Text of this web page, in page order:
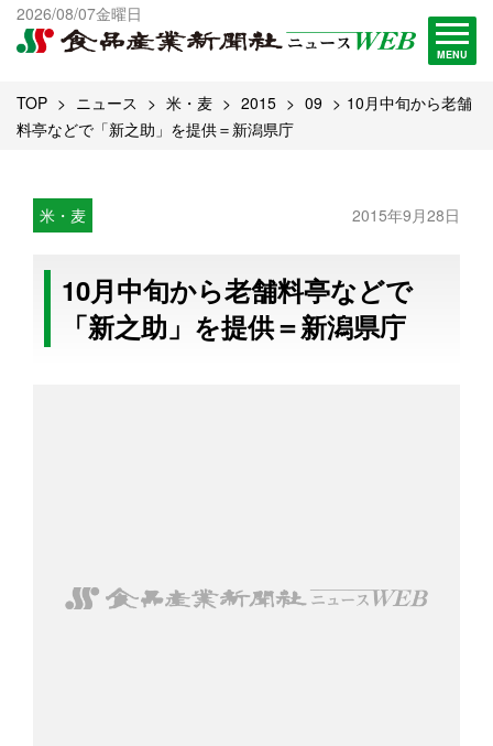
2026/08/07金曜日
MENU
出版物一覧へ
試読・購読申し込み
TOP ニュース 米・麦 2015 09
10月中旬から老舗
料亭などで「新之助」を提供＝新潟県庁
米・麦 2015年9月28日
10月中旬から老舗料亭などで
「新之助」を提供＝新潟県庁